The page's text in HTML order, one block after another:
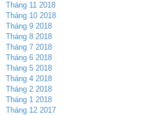
Tháng 11 2018
Tháng 10 2018
Tháng 9 2018
Tháng 8 2018
Tháng 7 2018
Tháng 6 2018
Tháng 5 2018
Tháng 4 2018
Tháng 2 2018
Tháng 1 2018
Tháng 12 2017